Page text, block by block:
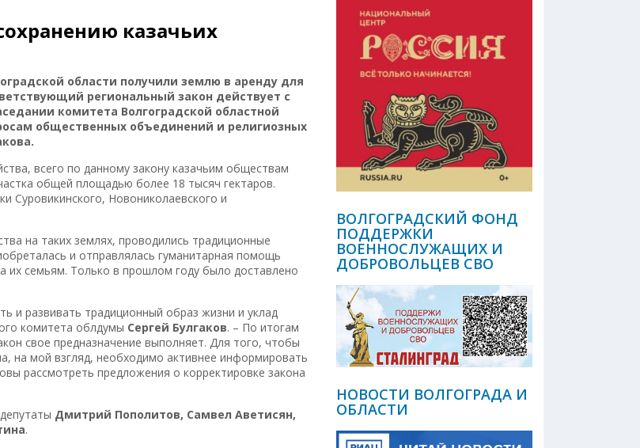
казачьих
области получили землю в аренду для
региональный закон действует с
комитета Волгоградской областной
общественных объединений и религиозных
всего по данному закону казачьим обществам
общей площадью более 18 тысяч гектаров.
Суровикинского, Новониколаевского и
на таких землях, проводились традиционные
и отправлялась гуманитарная помощь
их семьям. Только в прошлом году было доставлено
и развивать традиционный образ жизни и уклад
комитета облдумы Сергей Булгаков. – По итогам
свое предназначение выполняет. Для того, чтобы
на мой взгляд, необходимо активнее информировать
рассмотреть предложения о корректировке закона
Дмитрий Пополитов, Самвел Аветисян,
.
ВОЛГОГРАДСКИЙ ФОНД
ПОДДЕРЖКИ
ВОЕННОСЛУЖАЩИХ И
ДОБРОВОЛЬЦЕВ СВО
НОВОСТИ ВОЛГОГРАДА И
ОБЛАСТИ